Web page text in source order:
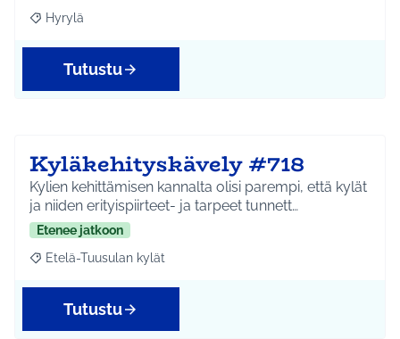
Rajaa tulokset aihepiirin mukaan: Hyrylä
Hyrylä
Tutustu
Kyläkehityskävely #718
Kylien kehittämisen kannalta olisi parempi, että kylät
ja niiden erityispiirteet- ja tarpeet tunnett…
Etenee jatkoon
Rajaa tulokset aihepiirin mukaan: Etelä-Tuusulan kylät
Etelä-Tuusulan kylät
Tutustu